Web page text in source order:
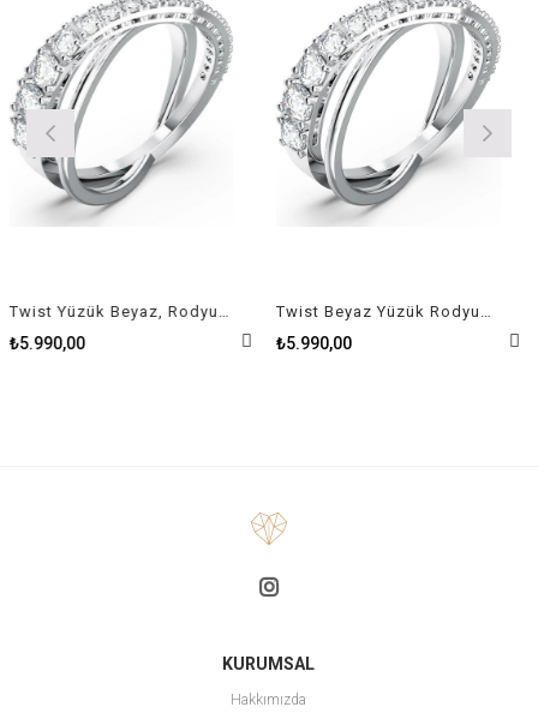
Twist Yüzük Beyaz, Rodyum kaplama Size 50
₺5.990,00
Twist Beyaz Yüzük Rodyum Kaplama Size 58
₺5.990,00
KURUMSAL
Hakkımızda